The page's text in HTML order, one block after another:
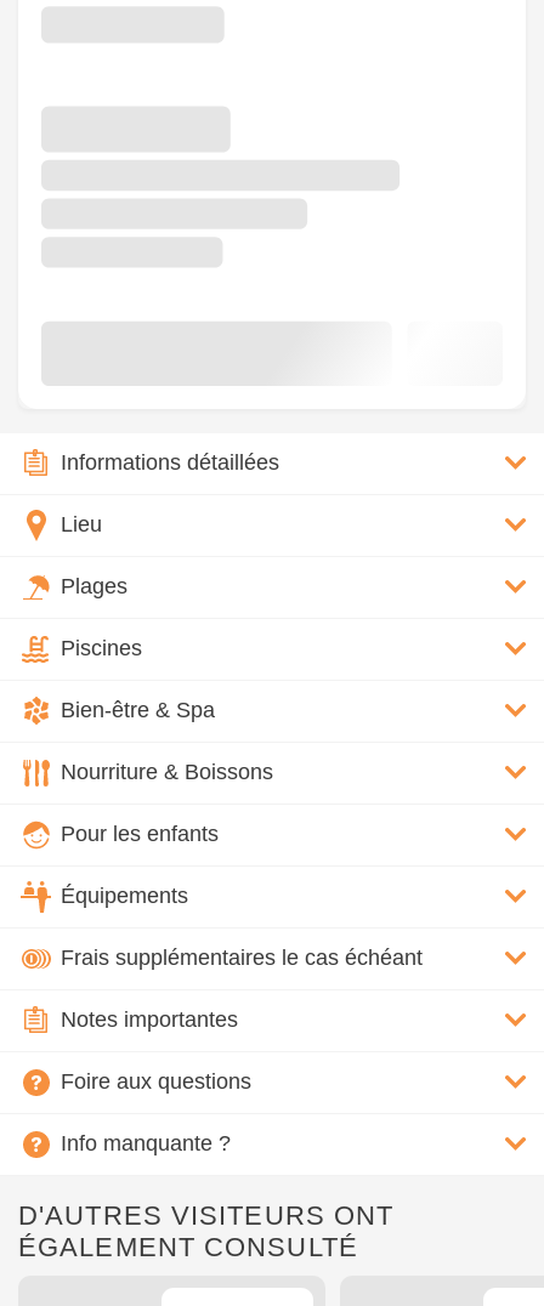
Informations détaillées
Lieu
Plages
Piscines
Bien-être & Spa
Nourriture & Boissons
Pour les enfants
Équipements
Frais supplémentaires le cas échéant
Notes importantes
Foire aux questions
Info manquante ?
D'AUTRES VISITEURS ONT
ÉGALEMENT CONSULTÉ